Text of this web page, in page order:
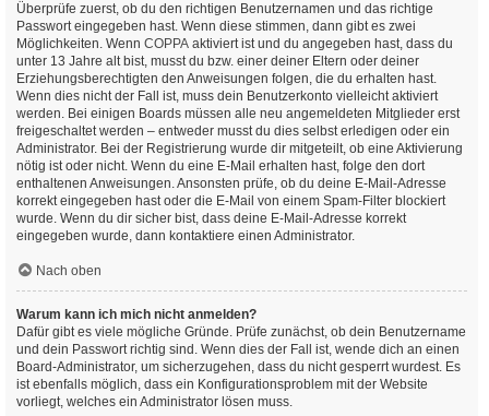
Überprüfe zuerst, ob du den richtigen Benutzernamen und das richtige
Passwort eingegeben hast. Wenn diese stimmen, dann gibt es zwei
Möglichkeiten. Wenn COPPA aktiviert ist und du angegeben hast, dass du
unter 13 Jahre alt bist, musst du bzw. einer deiner Eltern oder deiner
Erziehungsberechtigten den Anweisungen folgen, die du erhalten hast.
Wenn dies nicht der Fall ist, muss dein Benutzerkonto vielleicht aktiviert
werden. Bei einigen Boards müssen alle neu angemeldeten Mitglieder erst
freigeschaltet werden – entweder musst du dies selbst erledigen oder ein
Administrator. Bei der Registrierung wurde dir mitgeteilt, ob eine Aktivierung
nötig ist oder nicht. Wenn du eine E-Mail erhalten hast, folge den dort
enthaltenen Anweisungen. Ansonsten prüfe, ob du deine E-Mail-Adresse
korrekt eingegeben hast oder die E-Mail von einem Spam-Filter blockiert
wurde. Wenn du dir sicher bist, dass deine E-Mail-Adresse korrekt
eingegeben wurde, dann kontaktiere einen Administrator.
Nach oben
Warum kann ich mich nicht anmelden?
Dafür gibt es viele mögliche Gründe. Prüfe zunächst, ob dein Benutzername
und dein Passwort richtig sind. Wenn dies der Fall ist, wende dich an einen
Board-Administrator, um sicherzugehen, dass du nicht gesperrt wurdest. Es
ist ebenfalls möglich, dass ein Konfigurationsproblem mit der Website
vorliegt, welches ein Administrator lösen muss.